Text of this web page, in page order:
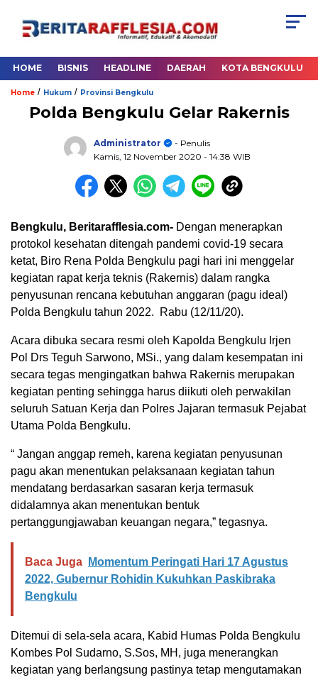
HOME BISNIS HEADLINE DAERAH KOTA BENGKULU
Home / Hukum / Provinsi Bengkulu
Polda Bengkulu Gelar Rakernis
Administrator
- Penulis
Kamis, 12 November 2020 - 14:38 WIB
Bengkulu, Beritarafflesia.com- Dengan menerapkan
protokol kesehatan ditengah pandemi covid-19 secara
ketat, Biro Rena Polda Bengkulu pagi hari ini menggelar
kegiatan rapat kerja teknis (Rakernis) dalam rangka
penyusunan rencana kebutuhan anggaran (pagu ideal)
Polda Bengkulu tahun 2022. Rabu (12/11/20).
Acara dibuka secara resmi oleh Kapolda Bengkulu Irjen
Pol Drs Teguh Sarwono, MSi., yang dalam kesempatan ini
secara tegas mengingatkan bahwa Rakernis merupakan
kegiatan penting sehingga harus diikuti oleh perwakilan
seluruh Satuan Kerja dan Polres Jajaran termasuk Pejabat
Utama Polda Bengkulu.
“ Jangan anggap remeh, karena kegiatan penyusunan
pagu akan menentukan pelaksanaan kegiatan tahun
mendatang berdasarkan sasaran kerja termasuk
didalamnya akan menentukan bentuk
pertanggungjawaban keuangan negara,” tegasnya.
Baca Juga
Momentum Peringati Hari 17 Agustus
2022, Gubernur Rohidin Kukuhkan Paskibraka
Bengkulu
Ditemui di sela-sela acara, Kabid Humas Polda Bengkulu
Kombes Pol Sudarno, S.Sos, MH, juga menerangkan
kegiatan yang berlangsung pastinya tetap mengutamakan